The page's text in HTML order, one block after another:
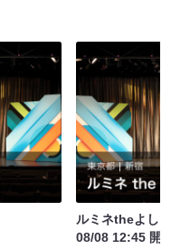
ルミネtheよし
08/08 12:45 開